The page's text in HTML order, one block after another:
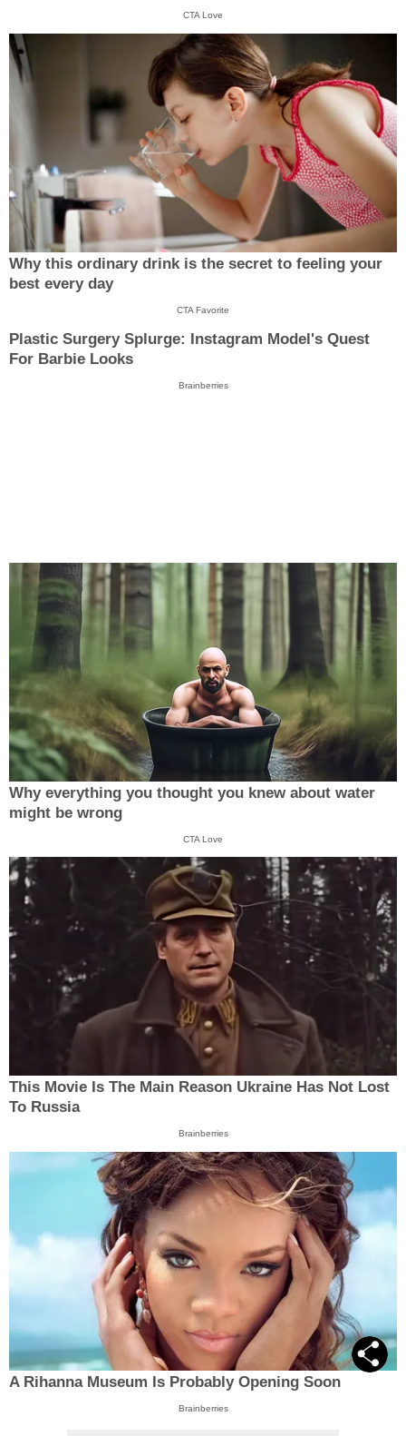
CTA Love
Why this ordinary drink is the secret to feeling your
best every day
CTA Favorite
Plastic Surgery Splurge: Instagram Model's Quest
For Barbie Looks
Brainberries
Why everything you thought you knew about water
might be wrong
CTA Love
This Movie Is The Main Reason Ukraine Has Not Lost
To Russia
Brainberries
A Rihanna Museum Is Probably Opening Soon
Brainberries